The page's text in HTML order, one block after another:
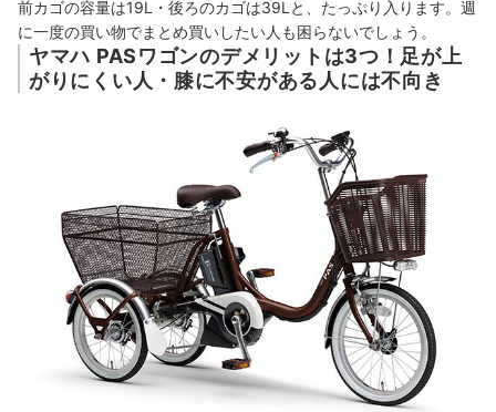
前カゴの容量は19L・後ろのカゴは39Lと、たっぷり入ります。週
に一度の買い物でまとめ買いしたい人も困らないでしょう。
ヤマハ PASワゴンのデメリットは3つ！足が上
がりにくい人・膝に不安がある人には不向き